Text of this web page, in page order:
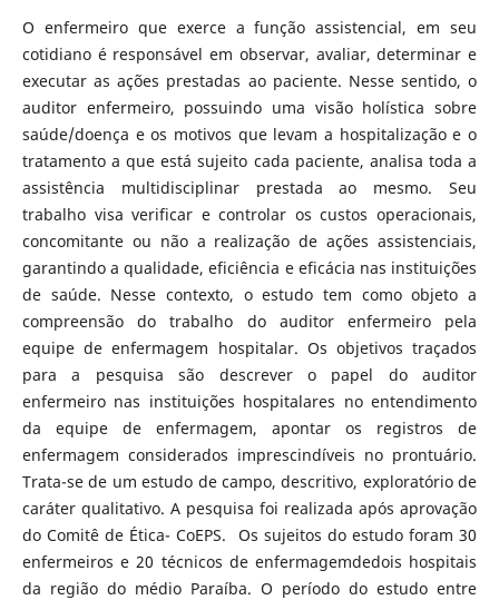
O enfermeiro que exerce a função assistencial, em seu
cotidiano é responsável em observar, avaliar, determinar e
executar as ações prestadas ao paciente. Nesse sentido, o
auditor enfermeiro, possuindo uma visão holística sobre
saúde/doença e os motivos que levam a hospitalização e o
tratamento a que está sujeito cada paciente, analisa toda a
assistência multidisciplinar prestada ao mesmo. Seu
trabalho visa verificar e controlar os custos operacionais,
concomitante ou não a realização de ações assistenciais,
garantindo a qualidade, eficiência e eficácia nas instituições
de saúde. Nesse contexto, o estudo tem como objeto a
compreensão do trabalho do auditor enfermeiro pela
equipe de enfermagem hospitalar. Os objetivos traçados
para a pesquisa são descrever o papel do auditor
enfermeiro nas instituições hospitalares no entendimento
da equipe de enfermagem, apontar os registros de
enfermagem considerados imprescindíveis no prontuário.
Trata-se de um estudo de campo, descritivo, exploratório de
caráter qualitativo. A pesquisa foi realizada após aprovação
do Comitê de Ética- CoEPS. Os sujeitos do estudo foram 30
enfermeiros e 20 técnicos de enfermagemdedois hospitais
da região do médio Paraíba. O período do estudo entre